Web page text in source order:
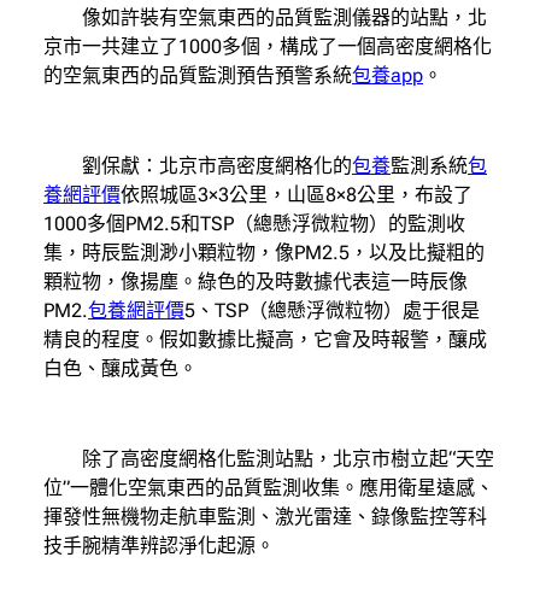
像如許裝有空氣東西的品質監測儀器的站點，北
京市一共建立了1000多個，構成了一個高密度網格化
的空氣東西的品質監測預告預警系統包養app 。
劉保獻：北京市高密度網格化的包養監測系統包
養網評價依照城區3×3公里，山區8×8公里，布設了
1000多個PM2.5和TSP（總懸浮微粒物）的監測收
集，時辰監測渺小顆粒物，像PM2.5，以及比擬粗的
顆粒物，像揚塵。綠色的及時數據代表這一時辰像
PM2.包養網評價5、TSP（總懸浮微粒物）處于很是
精良的程度。假如數據比擬高，它會及時報警，釀成
白色、釀成黃色。
除了高密度網格化監測站點，北京市樹立起“天空
位”一體化空氣東西的品質監測收集。應用衛星遠感、
揮發性無機物走航車監測、激光雷達、錄像監控等科
技手腕精準辨認淨化起源。